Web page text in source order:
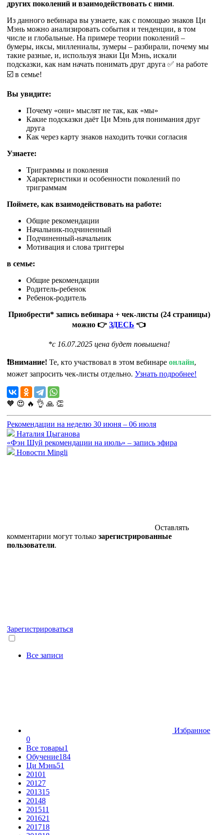
других поколений и взаимодействовать с ними.
Из данного вебинара вы узнаете, как с помощью знаков Ци
Мэнь можно анализировать события и тенденции, в том
числе и глобальные. На примере теории поколений –
бумеры, иксы, миллениалы, зумеры – разбирали, почему мы
такие разные, и, используя знаки Ци Мэнь, искали
подсказки, как нам начать понимать друг друга ✅ на работе
☑️ в семье!
Вы увидите:
Почему «они» мыслят не так, как «мы»
Какие подсказки даёт Ци Мэнь для понимания друг
друга
Как через карту знаков находить точки согласия
Узнаете:
Триграммы и поколения
Характеристики и особенности поколений по
триграммам
Поймете, как взаимодействовать на работе:
Общие рекомендации
Начальник-подчиненный
Подчиненный-начальник
Мотивация и слова триггеры
в семье:
Общие рекомендации
Родитель-ребенок
Ребенок-родитель
Приобрести* запись вебинара + чек-листы (24 страницы)
можно 👉 ЗДЕСЬ 👈
*с 16.07.2025 цена будет повышена!
❗Внимание! Те, кто участвовал в этом вебинаре онлайн,
может запросить чек-листы отдельно. Узнать подробнее!
🧡 😍 🔥 👌 🙏 👏
Рекомендации на неделю 30 июня – 06 июля
Наталия Цыганова
«Фэн Шуй рекомендации на июль» – запись эфира
Новости Mingli
Оставлять
комментарии могут только зарегистрированные
пользователи.
Зарегистрироваться
Все записи
Избранное
0
Все товары1
Обучение184
Ци Мэнь51
20101
20127
201315
20148
201511
201621
201718